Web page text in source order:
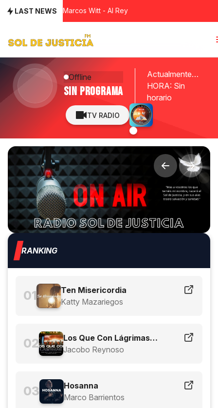
LAST NEWS
Marco Barrientos - Hosanna
Danilo Montero - Te Alabaré mi Buen Jesús (En
A.L.X. - Hashem Reina (Rap Mix)
Funky - Necesitamos de Él
Offline
Sin programa
Actualmente no hay ningún programa al aire
HORA: Sin
horario
TV RADIO
ON
24/7 Hrs
RANKING
Ten Misericordia
Katty Mazariegos
Los Que Con Lágrimas
Sembraron
Jacobo Reynoso
Hosanna
Marco Barrientos